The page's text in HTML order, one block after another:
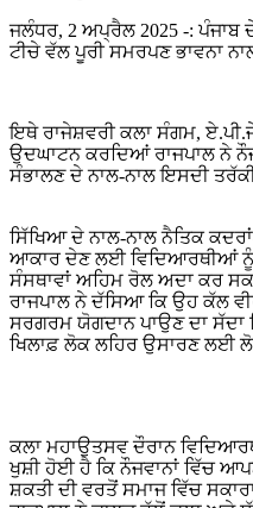
ਜਲੰਧਰ, 2 ਅਪ੍ਰੈਲ 2025 -:
ਟੀਚੇ ਵੱਲ ਪੂਰੀ ਸਮਰਪਣ ਭਾਵਨਾ
ਇਥੇ ਰਾਜੇਸ਼ਵਰੀ ਕਲਾ ਸੰਗਮ,
ਉਦਘਾਟਨ ਕਰਦਿਆਂ ਰਾਜਪਾਲ ਨੇ
ਸੰਭਾਲਣ ਦੇ ਨਾਲ-ਨਾਲ ਇਸਦੀ
ਸਿੱਖਿਆ ਦੇ ਨਾਲ-ਨਾਲ ਨੈਤਿਕ
ਆਕਾਰ ਦੇਣ ਲਈ ਵਿਦਿਆਰਥੀਆਂ ਨੂੰ
ਸੰਸਥਾਵਾਂ ਅਹਿਮ ਰੋਲ ਅਦਾ ਕਰ
ਰਾਜਪਾਲ ਨੇ ਦੱਸਿਆ ਕਿ ਉਹ ਕੱਲ
ਸਰਗਰਮ ਯੋਗਦਾਨ ਪਾਉਣ ਦਾ ਸੱਦਾ
ਖਿਲਾਫ਼ ਲੋਕ ਲਹਿਰ ਉਸਾਰਣ ਲਈ
ਕਲਾ ਮਹਾਉਤਸਵ ਦੌਰਾਨ
ਖੁਸ਼ੀ ਹੋਈ ਹੈ ਕਿ ਨੌਜਵਾਨਾਂ ਵਿੱਚ
ਸ਼ਕਤੀ ਦੀ ਵਰਤੋਂ ਸਮਾਜ ਵਿੱਚ